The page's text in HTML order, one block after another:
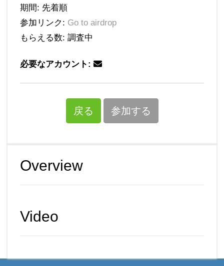
期間: 先着順
参加リンク: Go to airdrop
もらえる数: 調査中
必要なアカウント:
戻る 参加する
Overview
Video